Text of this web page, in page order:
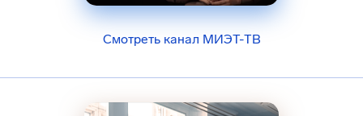
Смотреть канал МИЭТ-ТВ